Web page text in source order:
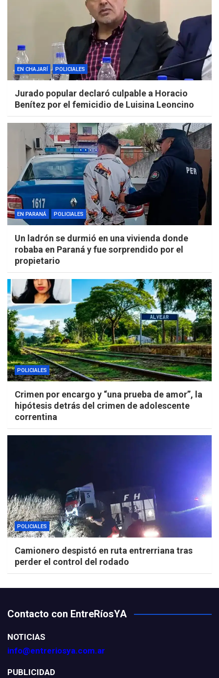
EN CHAJARÍ POLICIALES
Jurado popular declaró culpable a Horacio
Benítez por el femicidio de Luisina Leoncino
EN PARANÁ POLICIALES
Un ladrón se durmió en una vivienda donde
robaba en Paraná y fue sorprendido por el
propietario
POLICIALES
Crimen por encargo y “una prueba de amor”, la
hipótesis detrás del crimen de adolescente
correntina
POLICIALES
Camionero despistó en ruta entrerriana tras
perder el control del rodado
Contacto con EntreRíosYA
NOTICIAS
info@entreriosya.com.ar
PUBLICIDAD